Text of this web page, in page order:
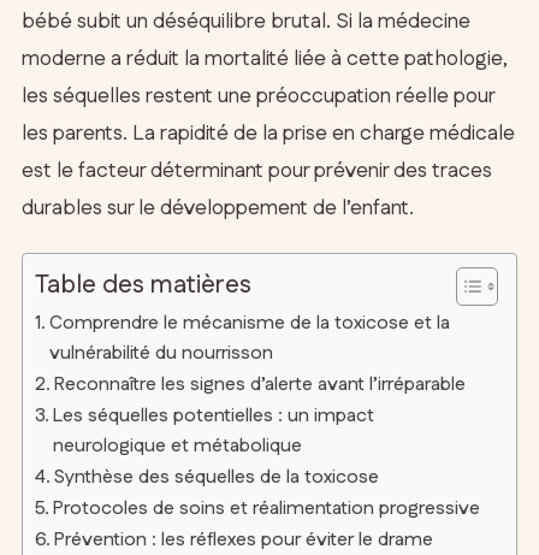
bébé subit un déséquilibre brutal. Si la médecine
moderne a réduit la mortalité liée à cette pathologie,
les séquelles restent une préoccupation réelle pour
les parents. La rapidité de la prise en charge médicale
est le facteur déterminant pour prévenir des traces
durables sur le développement de l’enfant.
Table des matières
Comprendre le mécanisme de la toxicose et la
vulnérabilité du nourrisson
Reconnaître les signes d’alerte avant l’irréparable
Les séquelles potentielles : un impact
neurologique et métabolique
Synthèse des séquelles de la toxicose
Protocoles de soins et réalimentation progressive
Prévention : les réflexes pour éviter le drame